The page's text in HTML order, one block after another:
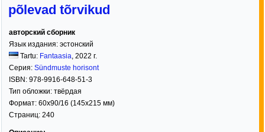
põlevad tõrvikud
авторский сборник
Язык издания: эстонский
Tartu: Fantaasia, 2022 г.
Серия: Sündmuste horisont
ISBN: 978-9916-648-51-3
Тип обложки: твёрдая
Формат: 60x90/16 (145x215 мм)
Страниц: 240